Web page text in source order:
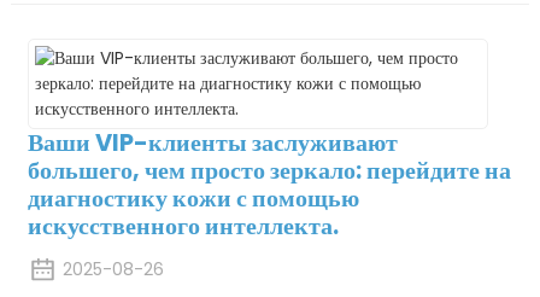
Ваши VIP-клиенты заслуживают
большего, чем просто зеркало: перейдите на
диагностику кожи с помощью
искусственного интеллекта.
2025-08-26